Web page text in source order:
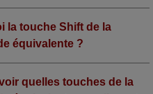
la touche Shift de la
équivalente ?
quelles touches de la